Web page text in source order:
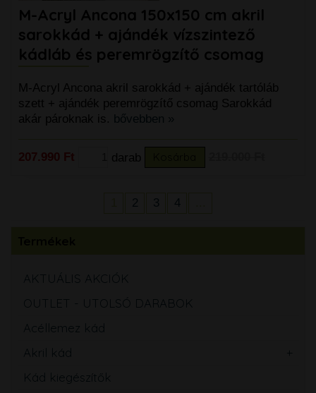
M-Acryl Ancona 150x150 cm akril
sarokkád + ajándék vízszintező
kádláb és peremrögzítő csomag
M-Acryl Ancona akril sarokkád + ajándék tartóláb
szett + ajándék peremrögzítő csomag Sarokkád
akár pároknak is. bővebben »
207.990 Ft darab
2 3 4
AKTUÁLIS AKCIÓK
OUTLET - UTOLSÓ DARABOK
Acéllemez kád
Akril kád
Kád kiegészítők